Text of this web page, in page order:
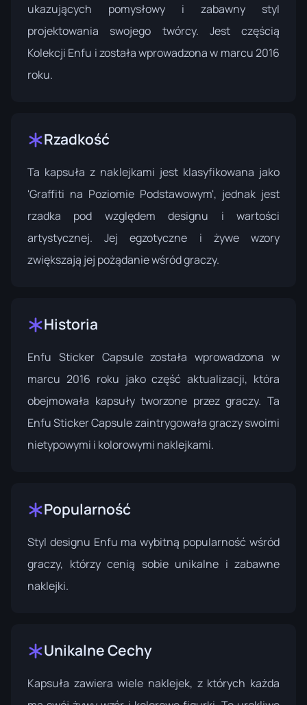
ukazujących pomysłowy i zabawny styl
projektowania swojego twórcy. Jest częścią
Kolekcji Enfu i została wprowadzona w marcu 2016
roku.
Rzadkość
Ta kapsuła z naklejkami jest klasyfikowana jako
'Graffiti na Poziomie Podstawowym', jednak jest
rzadka pod względem designu i wartości
artystycznej. Jej egzotyczne i żywe wzory
zwiększają jej pożądanie wśród graczy.
Historia
Enfu Sticker Capsule została wprowadzona w
marcu 2016 roku jako część aktualizacji, która
obejmowała kapsuły tworzone przez graczy. Ta
Enfu Sticker Capsulezaintrygowała graczy swoimi
nietypowymi i kolorowymi naklejkami.
Popularność
Styl designu Enfu ma wybitną popularność wśród
graczy, którzy cenią sobie unikalne i zabawne
naklejki.
Unikalne Cechy
Kapsuła zawiera wiele naklejek, z których każda